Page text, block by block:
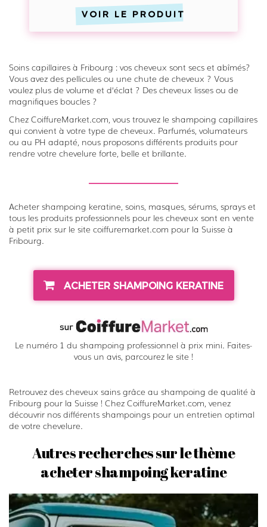
–
K
e
a
t
n
p
a
r
I
VOIR LE PRODUIT
Soins capillaires à Fribourg : vos cheveux sont secs et abîmés?
Vous avez des pellicules ou une chute de cheveux ? Vous
voulez plus de volume et d‘éclat ? Des cheveux lisses ou de
magnifiques boucles ?
Chez CoiffureMarket.com, vous trouvez le shampoing capillaires
qui convient à votre type de cheveux. Parfumés, volumateurs
ou au PH adapté, nous proposons différents produits pour
rendre votre chevelure forte, belle et brillante.
Acheter shampoing keratine, soins, masques, sérums, sprays et
tous les produits professionnels pour les cheveux sont en vente
à petit prix sur le site coiffuremarket.com pour la Suisse à
Fribourg.
ACHETER SHAMPOING KERATINE
Le numéro 1 du shampoing professionnel à prix mini. Faites-
vous un avis, parcourez le site !
Retrouvez des cheveux sains grâce au shampoing de qualité à
Fribourg pour la Suisse ! Chez CoiffureMarket.com, venez
découvrir nos différents shampoings pour un entretien optimal
de votre chevelure.
Autres recherches sur le thème
acheter shampoing keratine